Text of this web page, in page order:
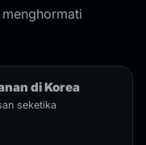
di Korea
seketika